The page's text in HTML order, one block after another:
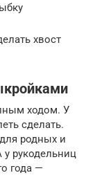
хвост
ходом. У
сделать.
родных и
рукодельниц
года —